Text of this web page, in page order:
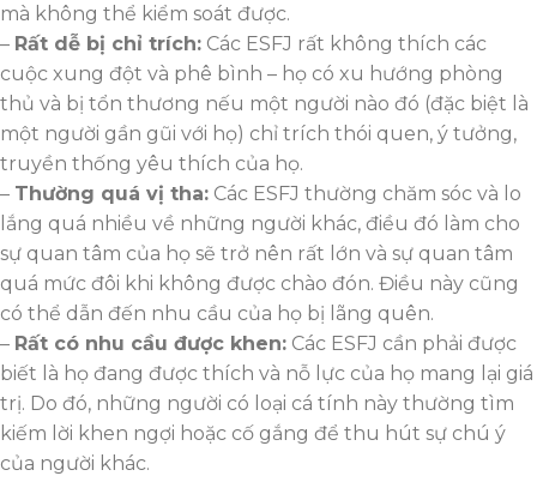
mà không thể kiểm soát được.
– Rất dễ bị chỉ trích: Các ESFJ rất không thích các
cuộc xung đột và phê bình – họ có xu hướng phòng
thủ và bị tổn thương nếu một người nào đó (đặc biệt là
một người gần gũi với họ) chỉ trích thói quen, ý tưởng,
truyền thống yêu thích của họ.
– Thường quá vị tha: Các ESFJ thường chăm sóc và lo
lắng quá nhiều về những người khác, điều đó làm cho
sự quan tâm của họ sẽ trở nên rất lớn và sự quan tâm
quá mức đôi khi không được chào đón. Điều này cũng
có thể dẫn đến nhu cầu của họ bị lãng quên.
– Rất có nhu cầu được khen: Các ESFJ cần phải được
biết là họ đang được thích và nỗ lực của họ mang lại giá
trị. Do đó, những người có loại cá tính này thường tìm
kiếm lời khen ngợi hoặc cố gắng để thu hút sự chú ý
của người khác.